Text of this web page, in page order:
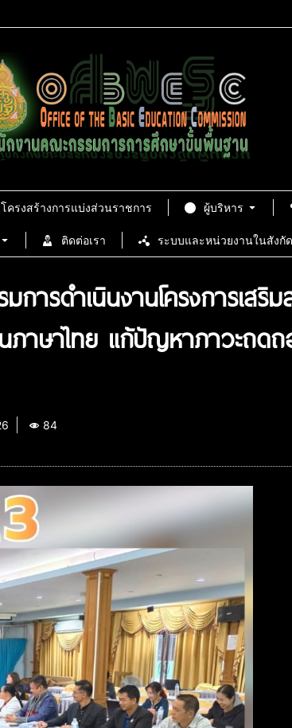
โครงสร้างการแบ่งส่วนราชการ ผู้บริหาร
ติดต่อเรา ระบบและหน่วยงานในสังกัด
ารดำเนินงานโครงการเส
าษาไทย แก้ปัญหาภาวะถดถ
84